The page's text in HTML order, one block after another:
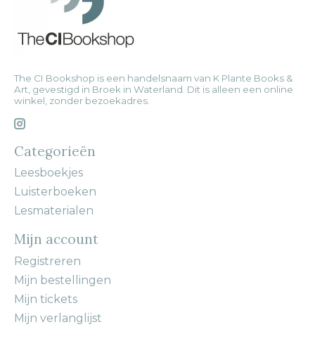
The CI Bookshop is een handelsnaam van K Plante Books &
Art, gevestigd in Broek in Waterland. Dit is alleen een online
winkel, zonder bezoekadres.
Categorieën
Leesboekjes
Luisterboeken
Lesmaterialen
Mijn account
Registreren
Mijn bestellingen
Mijn tickets
Mijn verlanglijst